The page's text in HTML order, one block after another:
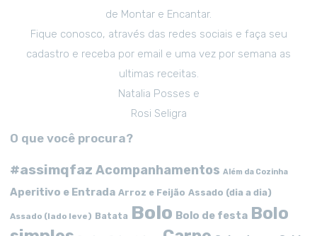
de Montar e Encantar.
Fique conosco, através das redes sociais e faça seu
cadastro e receba por email e uma vez por semana as
ultimas receitas.
Natalia Posses e
Rosi Seligra
O que você procura?
#assimqfaz Acompanhamentos Além da Cozinha
Aperitivo e Entrada Arroz e Feijão Assado (dia a dia)
Assado (lado leve) Batata Bolo Bolo de festa Bolo